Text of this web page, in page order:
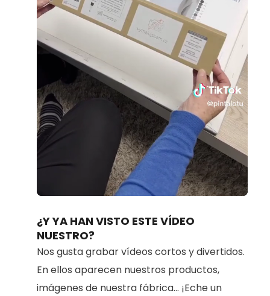
Loaded:
70.98%
¿Y YA HAN VISTO ESTE VÍDEO
NUESTRO?
Nos gusta grabar vídeos cortos y divertidos.
En ellos aparecen nuestros productos,
imágenes de nuestra fábrica... ¡Eche un